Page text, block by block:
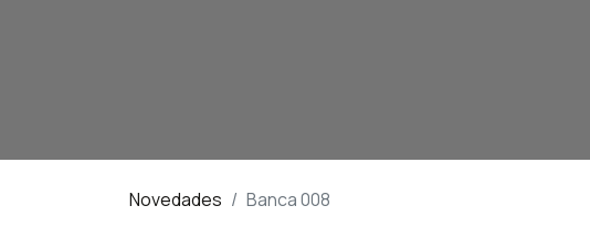
Novedades Banca 008